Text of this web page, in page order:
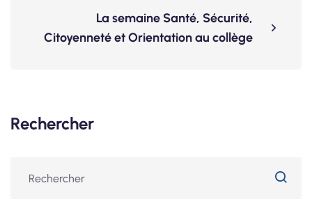
La semaine Santé, Sécurité,
Citoyenneté et Orientation au collège
Rechercher